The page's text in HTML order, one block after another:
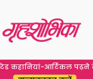
कहानियां-आर्टिकल पढ़ने